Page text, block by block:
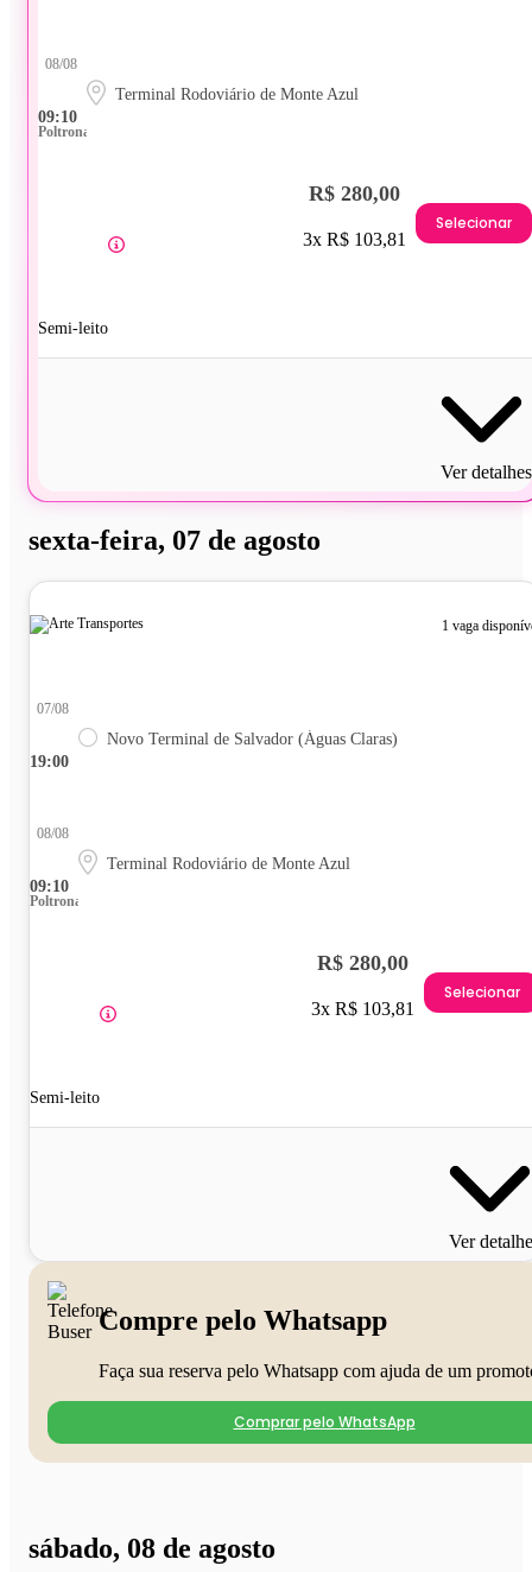
09:10
08/08
Terminal Rodoviário de Monte Azul
Poltrona
Semi-leito
R$ 280,00
3x R$ 103,81
Selecionar
Ver detalhes
sexta-feira, 07 de agosto
1 vaga
19:00
07/08
Novo Terminal de Salvador (Águas Claras)
09:10
08/08
Terminal Rodoviário de Monte Azul
Poltrona
Semi-leito
R$ 280,00
3x R$ 103,81
Selecionar
Ver
Compre pelo Whatsapp
Faça sua reserva pelo Whatsapp com ajuda de um
Comprar pelo WhatsApp
sábado, 08 de agosto